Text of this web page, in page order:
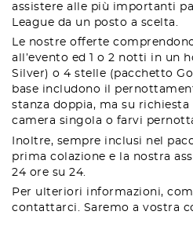
assistere alle più importanti
League da un posto a scelta.
Le nostre offerte
all’evento ed 1 o 2 notti in un
Silver) o 4 stelle (pacchetto
base includono il
stanza doppia, ma su
camera singola o farvi
Inoltre, sempre inclusi nel
prima colazione e la nostra
24 ore su 24.
Per ulteriori informazioni,
contattarci. Saremo a vostra